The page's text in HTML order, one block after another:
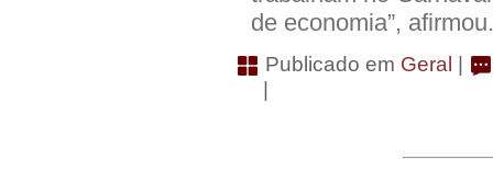
de economia”, afirmou.
Publicado em Geral